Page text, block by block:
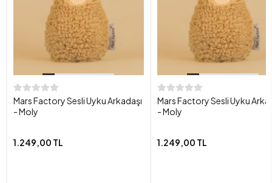
Mars Factory Sesli Uyku Arkadaşı
- Moly
1.249,00 TL
Mars Factory Sesli Uyku
- Moly
1.249,00 TL